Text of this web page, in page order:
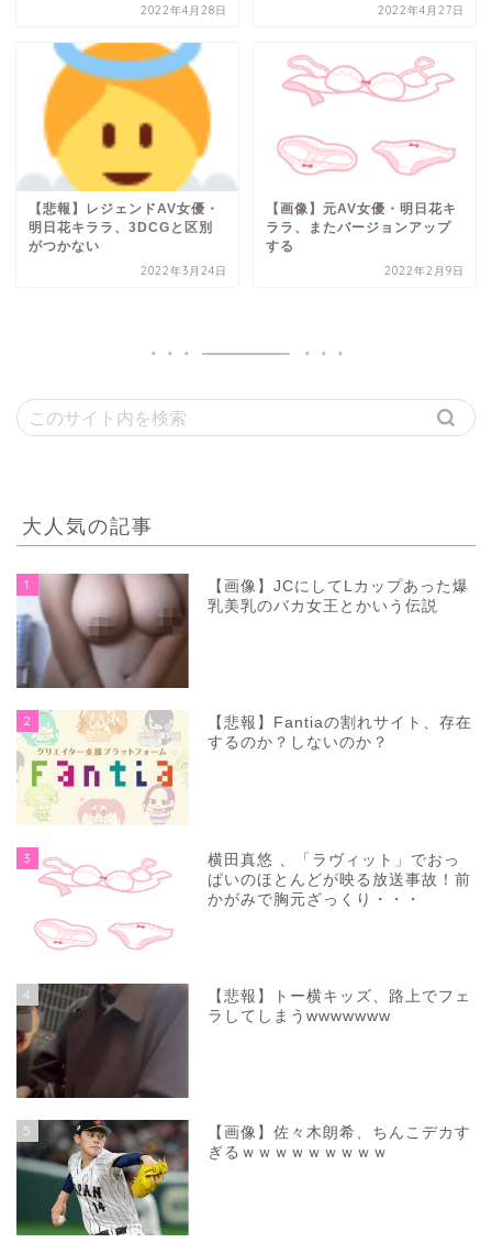
2022年4月28日 2022年4月27日
【悲報】レジェンドAV女優・
明日花キララ、3DCGと区別
がつかない
2022年3月24日
【画像】元AV女優・明日花キ
ララ、またバージョンアップ
する
2022年2月9日
大人気の記事
1
【画像】JCにしてLカップあった爆
乳美乳のバカ女王とかいう伝説
2
【悲報】Fantiaの割れサイト、存在
するのか？しないのか？
3
横田真悠 、「ラヴィット」でおっ
ぱいのほとんどが映る放送事故！前
かがみで胸元ざっくり・・・
4
【悲報】トー横キッズ、路上でフェ
ラしてしまうwwwwwww
5
【画像】佐々木朗希、ちんこデカす
ぎるｗｗｗｗｗｗｗｗｗ